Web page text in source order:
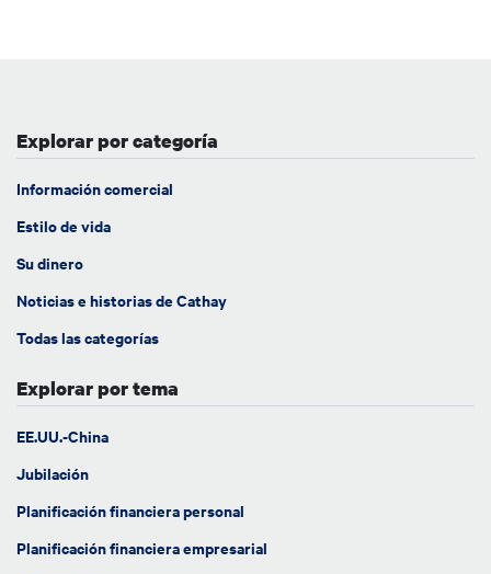
Explorar por categoría
Información comercial
Estilo de vida
Su dinero
Noticias e historias de Cathay
Todas las categorías
Explorar por tema
EE.UU.-China
Jubilación
Planificación financiera personal
Planificación financiera empresarial